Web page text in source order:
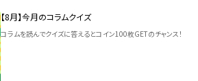
【8月】今月のコラムクイズ
コラムを読んでクイズに答えるとコイン100枚GETのチャンス！